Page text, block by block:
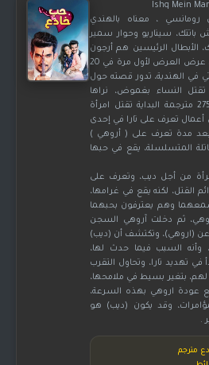
، معناه بالهندي
باتتك، سيناريو وحوار سمير
الأبطال الرئيسين هم أرجون
بيجلاني وعائشة بنوار ونيا شارما، عرض العرض لأول مرة في 20
سبتمبر 2017 على قناة Colors تي في الهندية، تدور قصته حول
تقتل النساء بغموض، نراها
فيمسلسل حب خادع الحلقة 275 مترجمة البداية تقتل امرأة
تعرف على تارا في إحدى
بعد مدة تعرف على ( أروهي )
المتسلسلة، يقع في حبها
من أجل ديب، وتعرف على
القتل، لكنه يقع في غرامها،
وهم يعترفون بحبهما
ثم دخلت آروهي السجن
عن (اروهي)، وتكتشف أن (ديب)
السبب فيما حدث لها،
في تهديد تارا، وتحاول التقرب
بتغير بسيط في ملامحها،
عودة اروهي بهذه السرعة،
وقد يكون (ديب) هو
.
مترجم